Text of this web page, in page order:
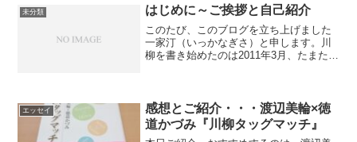
からの歴史が綴ら...
未分類 はじめに～ご挨拶と自己紹介
このたび、このブログを立ち上げました
一家汀（いっかなぎさ）と申します。川
柳を書き始めたのは2011年3月、たまたま
的に余裕がなかった...
エッセイ
感想とご紹介・・・渡辺美輪×徳
道かづみ『川柳タッグマッチ』